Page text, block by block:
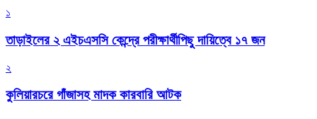
১
তাড়াইলের ২ এইচএসসি কেন্দ্রে পরীক্ষার্থীপিছু দায়িত্বে ১৭ জন
২
কুলিয়ারচরে গাঁজাসহ মাদক কারবারি আটক